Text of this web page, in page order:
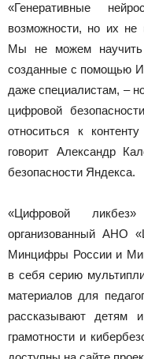
«Генеративные
возможности, но их не
Мы не можем научить
созданные с помощью
даже специалистам, –
цифровой
относиться к
говорит Александр
безопасности Яндекса.
«Цифровой
организованный АНО
Минцифры России и
в себя серию
материалов для
рассказывают детям
грамотности и